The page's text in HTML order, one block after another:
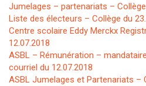
Jumelages – partenariats –
Liste des électeurs – Collège du
Centre scolaire Eddy Merckx
12.07.2018
ASBL – Rémunération –
courriel du 12.07.2018
ASBL Jumelages et Partenariats –